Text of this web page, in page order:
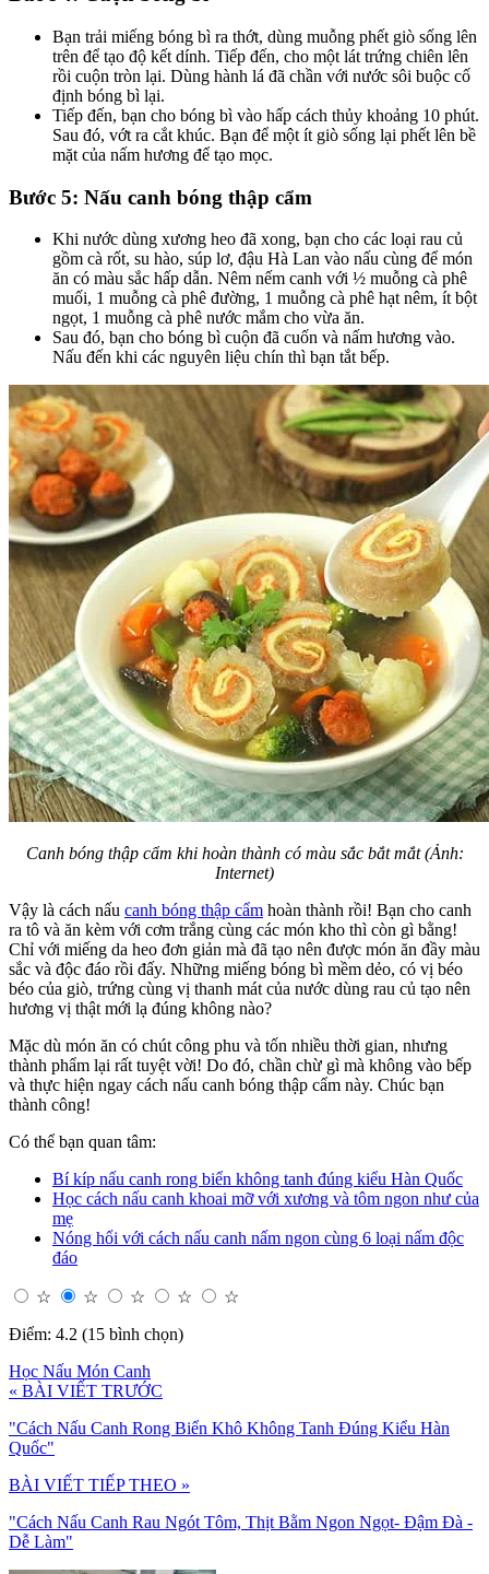
Bạn trải miếng bóng bì ra thớt, dùng muỗng phết giò sống lên
trên để tạo độ kết dính. Tiếp đến, cho một lát trứng chiên lên
rồi cuộn tròn lại. Dùng hành lá đã chần với nước sôi buộc cố
định bóng bì lại.
Tiếp đến, bạn cho bóng bì vào hấp cách thủy khoảng 10 phút.
Sau đó, vớt ra cắt khúc. Bạn để một ít giò sống lại phết lên bề
mặt của nấm hương để tạo mọc.
Bước 5: Nấu canh bóng thập cẩm
Khi nước dùng xương heo đã xong, bạn cho các loại rau củ
gồm cà rốt, su hào, súp lơ, đậu Hà Lan vào nấu cùng để món
ăn có màu sắc hấp dẫn. Nêm nếm canh với ½ muỗng cà phê
muối, 1 muỗng cà phê đường, 1 muỗng cà phê hạt nêm, ít bột
ngọt, 1 muỗng cà phê nước mắm cho vừa ăn.
Sau đó, bạn cho bóng bì cuộn đã cuốn và nấm hương vào.
Nấu đến khi các nguyên liệu chín thì bạn tắt bếp.
Canh bóng thập cẩm khi hoàn thành có màu sắc bắt mắt (Ảnh:
Internet)
Vậy là cách nấu canh bóng thập cẩm hoàn thành rồi! Bạn cho canh
ra tô và ăn kèm với cơm trắng cùng các món kho thì còn gì bằng!
Chỉ với miếng da heo đơn giản mà đã tạo nên được món ăn đầy màu
sắc và độc đáo rồi đấy. Những miếng bóng bì mềm dẻo, có vị béo
béo của giò, trứng cùng vị thanh mát của nước dùng rau củ tạo nên
hương vị thật mới lạ đúng không nào?
Mặc dù món ăn có chút công phu và tốn nhiều thời gian, nhưng
thành phẩm lại rất tuyệt vời! Do đó, chần chừ gì mà không vào bếp
và thực hiện ngay cách nấu canh bóng thập cẩm này. Chúc bạn
thành công!
Có thể bạn quan tâm:
Bí kíp nấu canh rong biển không tanh đúng kiểu Hàn Quốc
Học cách nấu canh khoai mỡ với xương và tôm ngon như của
mẹ
Nóng hổi với cách nấu canh nấm ngon cùng 6 loại nấm độc
đáo
☆ ☆ ☆ ☆
☆
Điểm: 4.2 (15 bình chọn)
Học Nấu Món Canh
« BÀI VIẾT TRƯỚC
"Cách Nấu Canh Rong Biển Khô Không Tanh Đúng Kiểu Hàn
Quốc"
BÀI VIẾT TIẾP THEO »
"Cách Nấu Canh Rau Ngót Tôm, Thịt Bằm Ngon Ngọt- Đậm Đà -
Dễ Làm"